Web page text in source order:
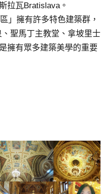
拉瓦Bratislava。
」擁有許多特色建築群，
聖馬丁主教堂、拿坡里士
擁有眾多建築美學的重要